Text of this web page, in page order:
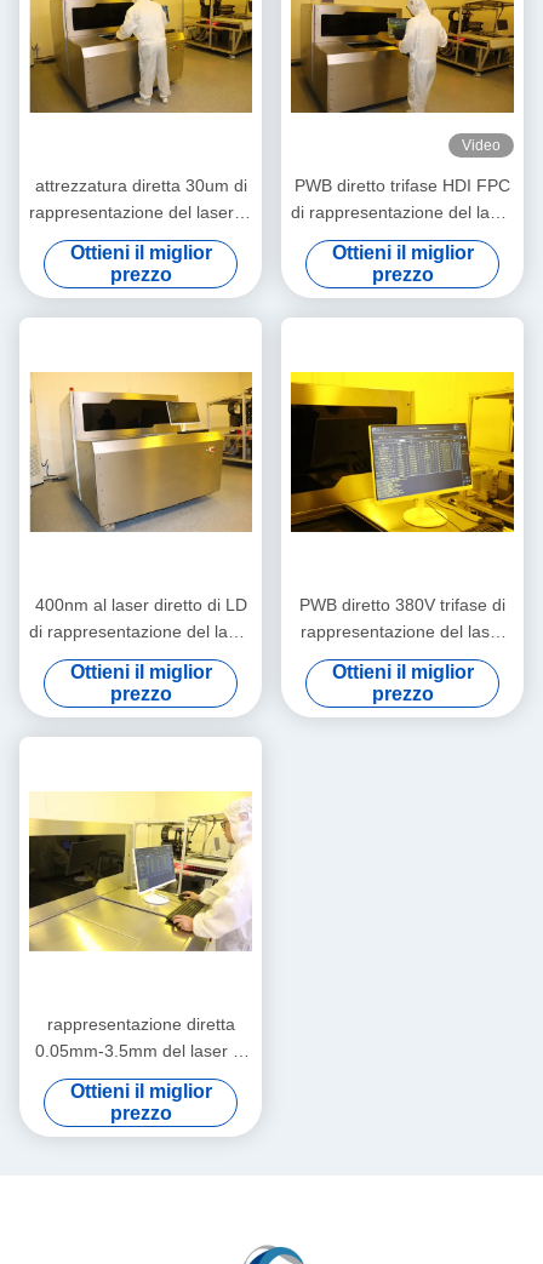
attrezzatura diretta 30um di
rappresentazione del laser di
610mmx710mm
Ottieni il miglior
prezzo
Video
PWB diretto trifase HDI FPC
di rappresentazione del laser
380V
Ottieni il miglior
prezzo
400nm al laser diretto di LD
di rappresentazione del laser
di 410nm LDI
Ottieni il miglior
prezzo
PWB diretto 380V trifase di
rappresentazione del laser
del CE di iso 9001
Ottieni il miglior
prezzo
rappresentazione diretta
0.05mm-3.5mm del laser di
50um 610mmx710mm
Ottieni il miglior
prezzo